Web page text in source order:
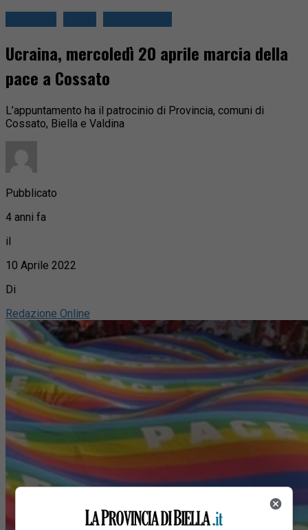
Ucraina, mercoledì 20 aprile marcia della
pace a Cossato
L’appuntamento ha il patrocinio di Provincia, comuni di
Cossato, Biella e Valdina
Pubblicato
4 anni fa
il
10 Aprile 2022
Di
Redazione Online